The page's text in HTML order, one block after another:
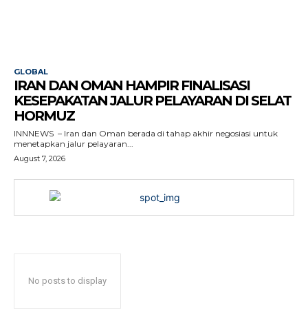
GLOBAL
IRAN DAN OMAN HAMPIR FINALISASI
KESEPAKATAN JALUR PELAYARAN DI SELAT
HORMUZ
INNNEWS – Iran dan Oman berada di tahap akhir negosiasi untuk
menetapkan jalur pelayaran...
August 7, 2026
No posts to display